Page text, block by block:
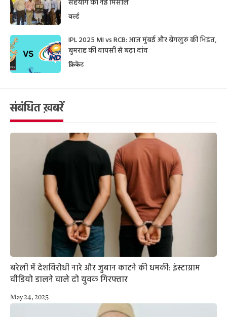
सहयोग की नई मिसाल
वर्ल्ड
IPL 2025 MI vs RCB: आज मुंबई और बेंगलुरु की भिड़ंत,
बुमराह की वापसी से बढ़ा दांव
क्रिकेट
संबंधित ख़बरें
बरेली में देशविरोधी नारे और जुबान काटने की धमकी: इंस्टाग्राम
वीडियो डालने वाले दो युवक गिरफ्तार
May 24, 2025